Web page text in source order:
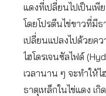
แดงที่เปลี่ยนไปเป็นเ
โดยโปรตีนไข่ขาวที่มี
เปลี่ยนแปลงไปด้วยค
ไฮโดรเจนซัลไฟด์
เวลานาน ๆ จะทำให้
ธาตุเหล็กในไข่แดง เ